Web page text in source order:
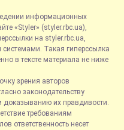
информационных
«Styler» (styler.rbc.ua),
на styler.rbc.ua,
Такая гиперссылка
в тексте материала не ниже
зрения авторов
законодательству
доказыванию их правдивости.
требованиям
ответственность несет